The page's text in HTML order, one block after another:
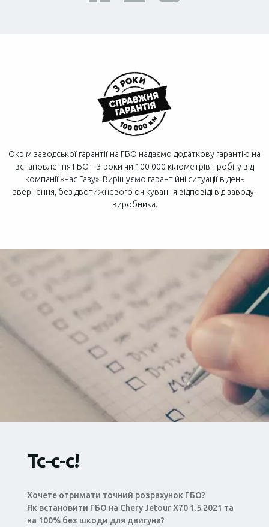
Окрім заводської гарантії на ГБО надаємо додаткову гарантію на
встановлення ГБО – 3 роки чи 100 000 кілометрів пробігу від
компанії «Час Газу». Вирішуємо гарантійні ситуації в день
звернення, без двотижневого очікування відповіді від заводу-
виробника.
Тс-с-с!
Хочете отримати точний розрахунок ГБО?
Як встановити ГБО на Chery Jetour X70 1.5 2021 та
на 100% без шкоди для двигуна?